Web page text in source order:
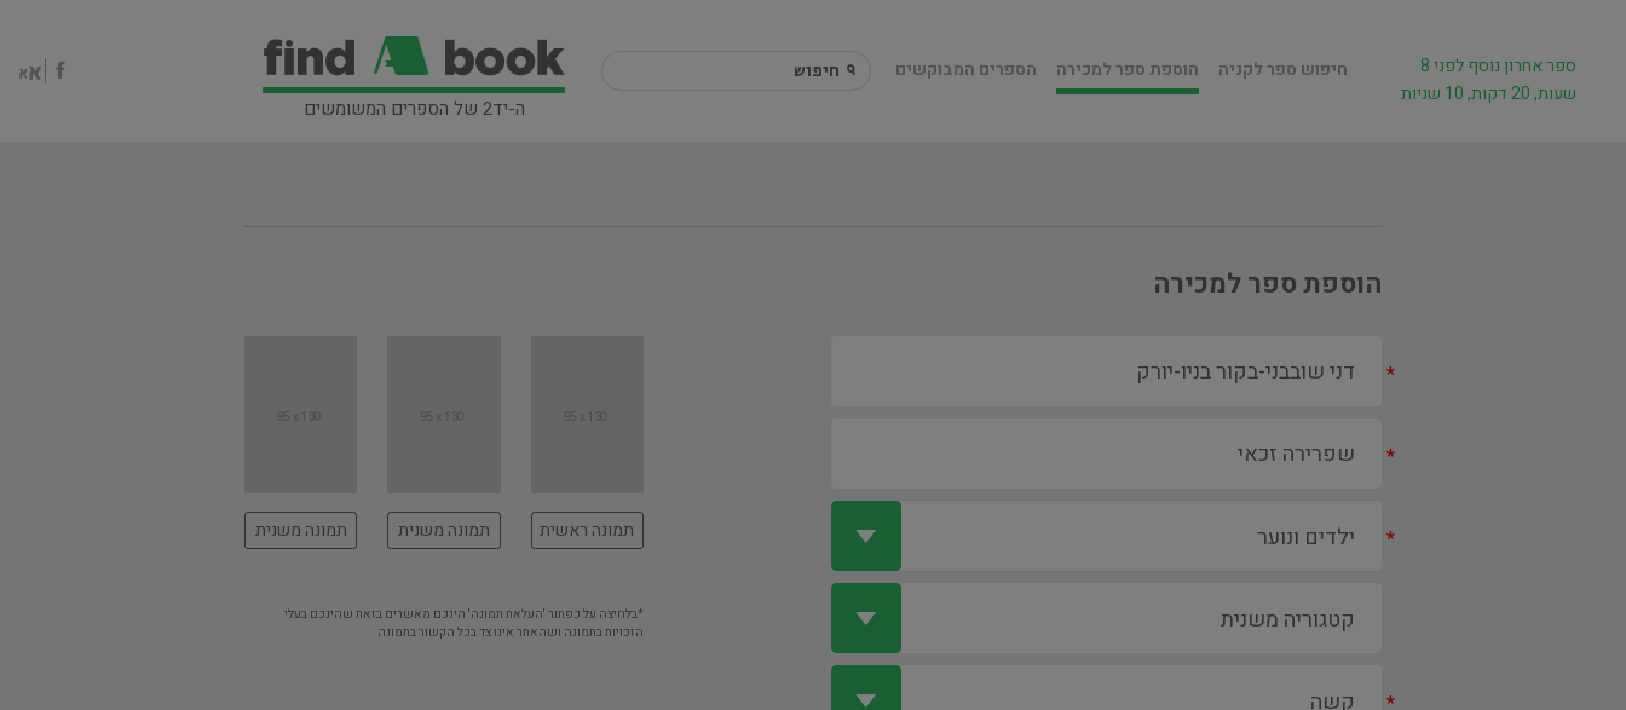
ה-יד2 של הספרים המשומשים
חיפוש ספר לקניה הוספת ספר למכירה הספרים המבוקשים
ספר אחרון נוסף לפני 8
שעות, 20 דקות, 10 שניות
הוספת ספר למכירה
*
*
*
*
תמונה ראשית תמונה משנית תמונה משנית
*בלחיצה על כפתור 'העלאת תמונה' הינכם מאשרים בזאת שהינכם בעלי
הזכויות בתמונה ושהאתר אינו צד בכל הקשור בתמונה